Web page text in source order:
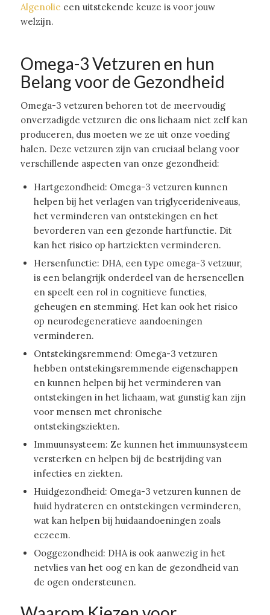
Algenolie een uitstekende keuze is voor jouw
welzijn.
Omega-3 Vetzuren en hun
Belang voor de Gezondheid
Omega-3 vetzuren behoren tot de meervoudig
onverzadigde vetzuren die ons lichaam niet zelf kan
produceren, dus moeten we ze uit onze voeding
halen. Deze vetzuren zijn van cruciaal belang voor
verschillende aspecten van onze gezondheid:
Hartgezondheid: Omega-3 vetzuren kunnen
helpen bij het verlagen van triglycerideniveaus,
het verminderen van ontstekingen en het
bevorderen van een gezonde hartfunctie. Dit
kan het risico op hartziekten verminderen.
Hersenfunctie: DHA, een type omega-3 vetzuur,
is een belangrijk onderdeel van de hersencellen
en speelt een rol in cognitieve functies,
geheugen en stemming. Het kan ook het risico
op neurodegeneratieve aandoeningen
verminderen.
Ontstekingsremmend: Omega-3 vetzuren
hebben ontstekingsremmende eigenschappen
en kunnen helpen bij het verminderen van
ontstekingen in het lichaam, wat gunstig kan zijn
voor mensen met chronische
ontstekingsziekten.
Immuunsysteem: Ze kunnen het immuunsysteem
versterken en helpen bij de bestrijding van
infecties en ziekten.
Huidgezondheid: Omega-3 vetzuren kunnen de
huid hydrateren en ontstekingen verminderen,
wat kan helpen bij huidaandoeningen zoals
eczeem.
Ooggezondheid: DHA is ook aanwezig in het
netvlies van het oog en kan de gezondheid van
de ogen ondersteunen.